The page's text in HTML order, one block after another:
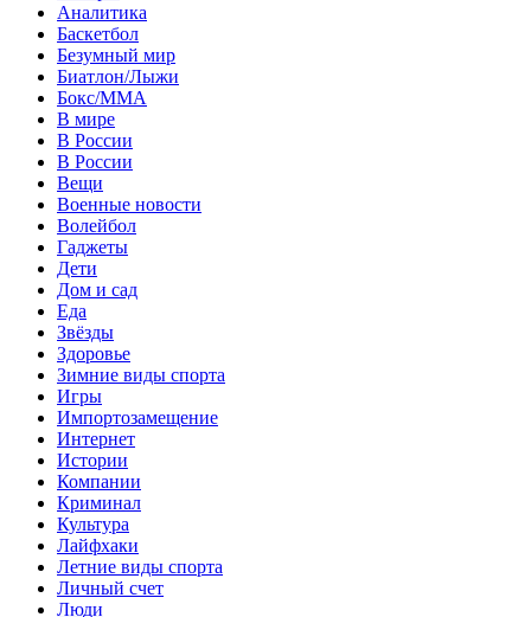
Аналитика
Баскетбол
Безумный мир
Биатлон/Лыжи
Бокс/MMA
В мире
В России
В России
Вещи
Военные новости
Волейбол
Гаджеты
Дети
Дом и сад
Еда
Звёзды
Здоровье
Зимние виды спорта
Игры
Импортозамещение
Интернет
Истории
Компании
Криминал
Культура
Лайфхаки
Летние виды спорта
Личный счет
Люди